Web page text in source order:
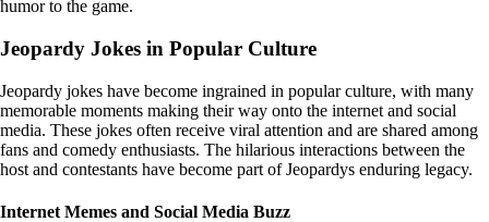
humor to the game.
Jeopardy Jokes in Popular Culture
Jeopardy jokes have become ingrained in popular culture, with many
memorable moments making their way onto the internet and social
media. These jokes often receive viral attention and are shared among
fans and comedy enthusiasts. The hilarious interactions between the
host and contestants have become part of Jeopardys enduring legacy.
Internet Memes and Social Media Buzz